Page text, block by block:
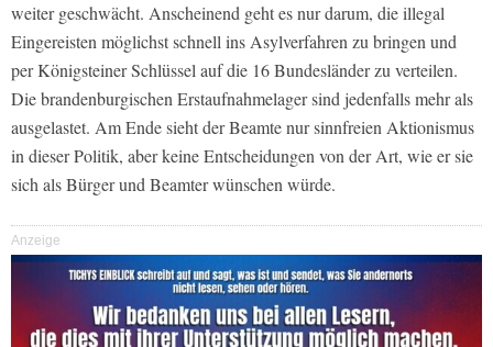
weiter geschwächt. Anscheinend geht es nur darum, die illegal
Eingereisten möglichst schnell ins Asylverfahren zu bringen und
per Königsteiner Schlüssel auf die 16 Bundesländer zu verteilen.
Die brandenburgischen Erstaufnahmelager sind jedenfalls mehr als
ausgelastet. Am Ende sieht der Beamte nur sinnfreien Aktionismus
in dieser Politik, aber keine Entscheidungen von der Art, wie er sie
sich als Bürger und Beamter wünschen würde.
Anzeige